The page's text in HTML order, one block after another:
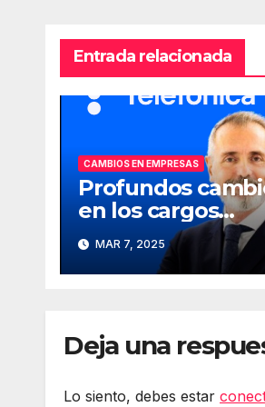
Entrada relacionada
CAMBIOS EN EMPRESAS
Profundos
en los cargos
directivos de
Telefónica
MAR 7, 2025
Deja una
Lo siento, debes estar